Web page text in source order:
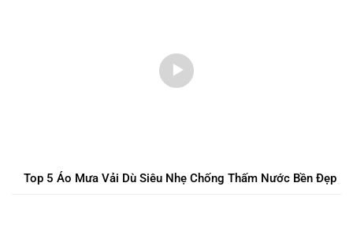
Top 5 Áo Mưa Vải Dù Siêu Nhẹ Chống Thấm Nước Bền Đẹp